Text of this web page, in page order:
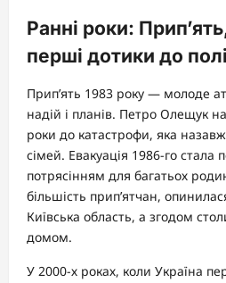
Ранні роки:
перші дотики до
Прип’ять 1983 року — молоде
надій і планів. Петро Олещук
роки до катастрофи, яка
сімей. Евакуація 1986-го
потрясінням для багатьох
більшість прип’ятчан,
Київська область, а згодом
домом.
У 2000-х роках, коли Україна